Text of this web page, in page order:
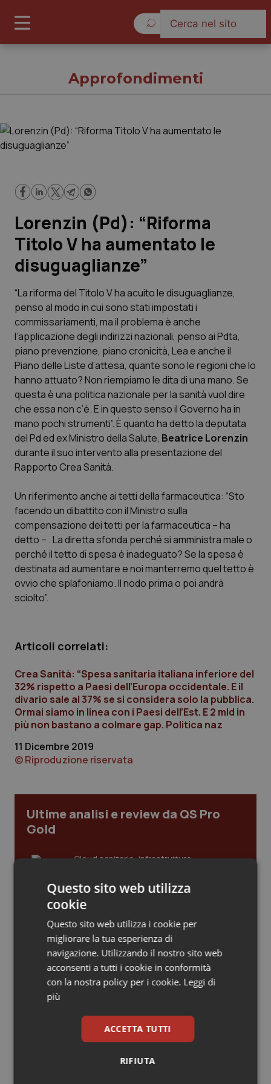
Governo e Parlamento
Regioni e Asl
Lavoro e Professioni
Scienza e Farmaci
Studi e Analisi
Lettere al direttore
Edizioni Regionali
QS Pro
Professionisti Sanitari.AI
Basilicata
Calabria
Campania
Friuli Venezia Giulia
Lazio
Liguria
Lombardia
Piemonte
Provincia Autonoma di Trento
Puglia
Sardegna
Sicilia
Artrite & artrosi
Asma & BPCO
Car-T
Dermatite Atopica
Diabete & glucometri
Disturbi dell’umore
Dolore
HIV
Ipertensione & Scompenso
Malattie rare
Malattia di Crohn & Rettocolite Ulcerosa
Neuroscienze & patologie neurodegenerative
QS Club Newsletter
Approfondimenti
Lorenzin (Pd): “Riforma
Titolo V ha aumentato le
disuguaglianze”
“La riforma del Titolo V ha acuito le disuguaglianze,
penso al modo in cui sono stati impostati i
commissariamenti, ma il problema è anche
l’applicazione degli indirizzi nazionali, penso ai Pdta,
piano prevenzione, piano cronicità, Lea e anche il
Piano delle Liste d’attesa, quante sono le regioni che lo
hanno attuato? Non riempiamo le dita di una mano. Se
questa è una politica nazionale per la sanità vuol dire
che essa non c’è. E in questo senso il Governo ha in
mano pochi strumenti”. È quanto ha detto la deputata
del Pd ed ex Ministro della Salute, Beatrice Lorenzin
durante il suo intervento alla presentazione del
Rapporto Crea Sanità.
Un riferimento anche ai tetti della farmaceutica: “Sto
facendo un dibattito con il Ministro sulla
compensazione dei tetti per la farmaceutica – ha
detto – . La diretta sfonda perché si amministra male o
perché il tetto di spesa è inadeguato? Se la spesa è
destinata ad aumentare e noi manterremo quel tetto è
ovvio che splafoniamo. Il nodo prima o poi andrà
sciolto”.
Articoli correlati:
Crea Sanità: “Spesa sanitaria italiana inferiore del
32% rispetto a Paesi dell’Europa occidentale. E il
divario sale al 37% se si considera solo la pubblica.
Ormai siamo in linea con i Paesi dell’Est. E 2 mld in
più non bastano a colmare gap. Politica naz
11 Dicembre 2019
© Riproduzione riservata
Ultime analisi e review da QS Pro
Gold
Cloud sanitario: infrastrutture,
Gestione dell'Ipertensione resistente:
dalle Linee Guida alle terapie innovative
Leadership Infermieristica 2026: nuovi
modelli di responsabilità e autonomia
Leadership Medica 2026: guidare team
clinici ad alte prestazioni
Questo sito web utilizza
cookie
Questo sito web utilizza i cookie per
migliorare la tua esperienza di
navigazione. Utilizzando il nostro sito web
acconsenti a tutti i cookie in conformità
con la nostra policy per i cookie. Leggi di
più
ACCETTA TUTTI
RIFIUTA